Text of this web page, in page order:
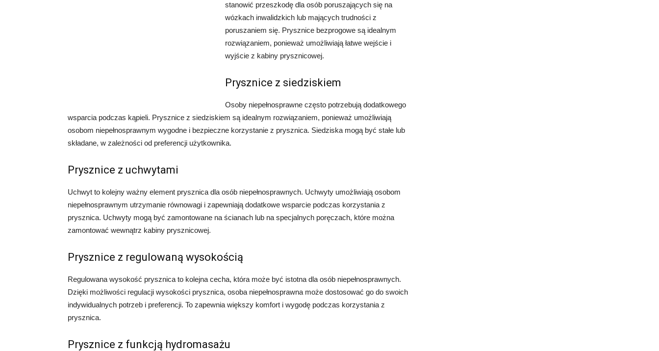
stanowić przeszkodę dla osób poruszających się na
wózkach inwalidzkich lub mających trudności z
poruszaniem się. Prysznice bezprogowe są idealnym
rozwiązaniem, ponieważ umożliwiają łatwe wejście i
wyjście z kabiny prysznicowej.
Prysznice z siedziskiem
Osoby niepełnosprawne często potrzebują dodatkowego
wsparcia podczas kąpieli. Prysznice z siedziskiem są idealnym rozwiązaniem, ponieważ umożliwiają
osobom niepełnosprawnym wygodne i bezpieczne korzystanie z prysznica. Siedziska mogą być stałe lub
składane, w zależności od preferencji użytkownika.
Prysznice z uchwytami
Uchwyt to kolejny ważny element prysznica dla osób niepełnosprawnych. Uchwyty umożliwiają osobom
niepełnosprawnym utrzymanie równowagi i zapewniają dodatkowe wsparcie podczas korzystania z
prysznica. Uchwyty mogą być zamontowane na ścianach lub na specjalnych poręczach, które można
zamontować wewnątrz kabiny prysznicowej.
Prysznice z regulowaną wysokością
Regulowana wysokość prysznica to kolejna cecha, która może być istotna dla osób niepełnosprawnych.
Dzięki możliwości regulacji wysokości prysznica, osoba niepełnosprawna może dostosować go do swoich
indywidualnych potrzeb i preferencji. To zapewnia większy komfort i wygodę podczas korzystania z
prysznica.
Prysznice z funkcją hydromasażu